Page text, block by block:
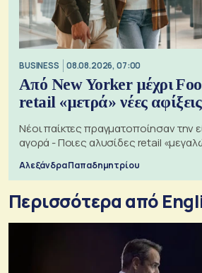
BUSINESS 08.08.2026, 07:00
Από New Yorker μέχρι
retail «μετρά» νέες αφίξεις
Νέοι παίκτες πραγματοποίησαν την
αγορά - Ποιες αλυσίδες retail
Αλεξάνδρα Παπαδημητρίου
Περισσότερα από